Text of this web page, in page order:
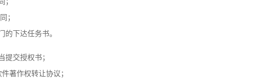
；
下达任务书。
交授权书；
著作权转让协议；